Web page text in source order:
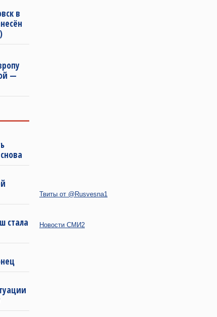
в
—
стала
Твиты от @Rusvesna1
Новости СМИ2